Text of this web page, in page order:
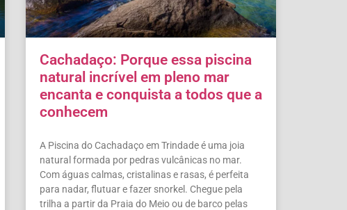
Cachadaço: Porque essa piscina
natural incrível em pleno mar
encanta e conquista a todos que a
conhecem
A Piscina do Cachadaço em Trindade é uma joia
natural formada por pedras vulcânicas no mar.
Com águas calmas, cristalinas e rasas, é perfeita
para nadar, flutuar e fazer snorkel. Chegue pela
trilha a partir da Praia do Meio ou de barco pelas